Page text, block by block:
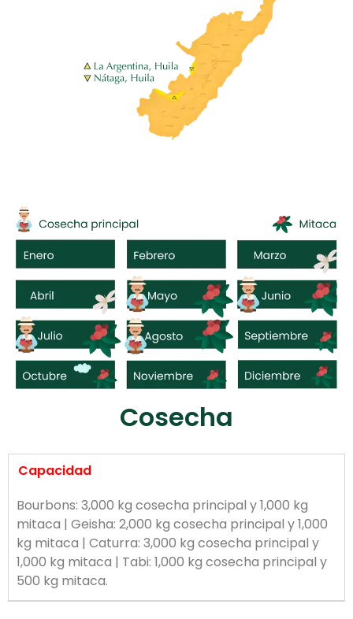
Cosecha
Capacidad
Bourbons: 3,000 kg cosecha principal y 1,000 kg
mitaca | Geisha: 2,000 kg cosecha principal y 1,000
kg mitaca | Caturra: 3,000 kg cosecha principal y
1,000 kg mitaca | Tabi: 1,000 kg cosecha principal y
500 kg mitaca.